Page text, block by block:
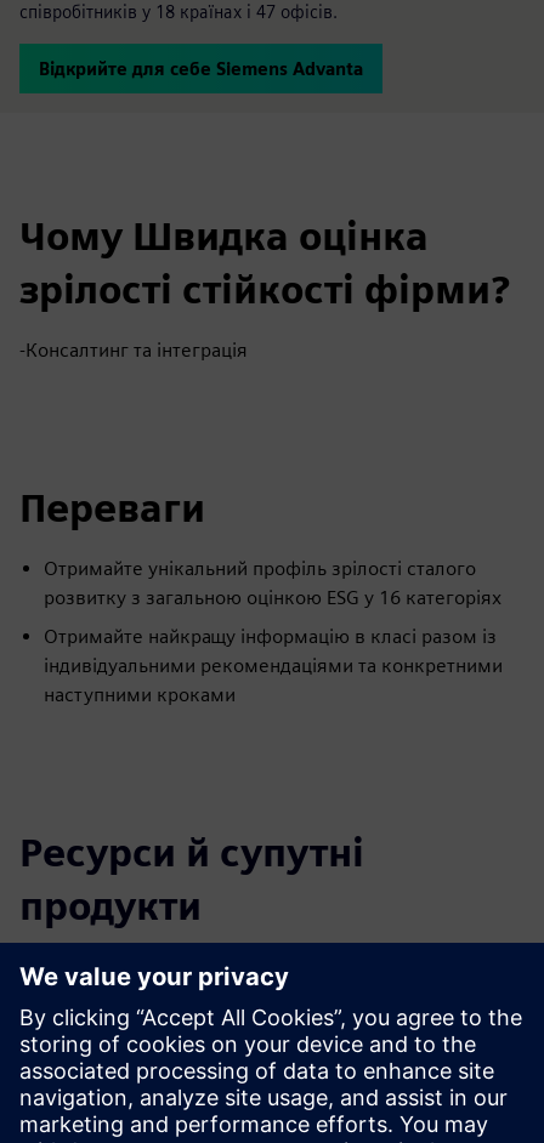
співробітників у 18 країнах і 47 офісів.
Відкрийте для себе Siemens Advanta
Чому Швидка оцінка
зрілості стійкості фірми?
-Консалтинг та інтеграція
Переваги
Отримайте унікальний профіль зрілості сталого
розвитку з загальною оцінкою ESG у 16 категоріях
Отримайте найкращу інформацію в класі разом із
індивідуальними рекомендаціями та конкретними
наступними кроками
Ресурси й супутні
продукти
Додаткова інформація та ресурси
Читати далі
Передумови